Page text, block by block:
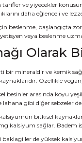
ve yiyecekler
daha eğlenceli ve
beslenme, başlangıçta
veya beslenme
Olarak
mineraldir ve kemik
Özellikle
besinler arasında koyu
gibi diğer sebzeler
bitkisel
kalsiyum sağlar. Badem
de yüksek